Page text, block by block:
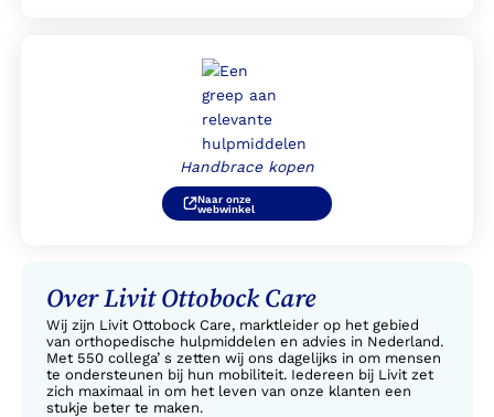
Handbrace kopen
Naar onze
webwinkel
Over Livit Ottobock Care
Wij zijn Livit Ottobock Care, marktleider op het gebied
van orthopedische hulpmiddelen en advies in Nederland.
Met 550 collega’ s zetten wij ons dagelijks in om mensen
te ondersteunen bij hun mobiliteit. Iedereen bij Livit zet
zich maximaal in om het leven van onze klanten een
stukje beter te maken.